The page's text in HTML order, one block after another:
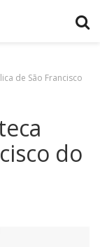
de São Francisco
do